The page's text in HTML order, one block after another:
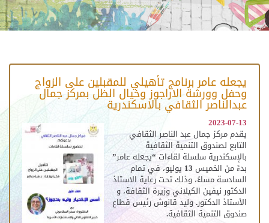
يجعله عامر برنامج تأهيلي للمقبلين على الزواج
وحفل وورشة الاراجوز وخيال الظل بمركز جمال
عبدالناصر الثقافي بالاسكندرية
2023-07-13
يقدم مركز جمال عبد الناصر الثقافي
التابع لصندوق التنمية الثقافية
بالإسكندرية سلسلة لقاءات “يجعله عامر”
بدءً من الخميس 13 يوليو، في تمام
السادسة مساءً، وذلك تحت رعاية الاستاذ
الدكتور نيفين الكيلاني وزيرة الثقافة، و
الأستاذ الدكتور. وليد قانوش رئيس قطاع
صندوق التنمية الثقافية.